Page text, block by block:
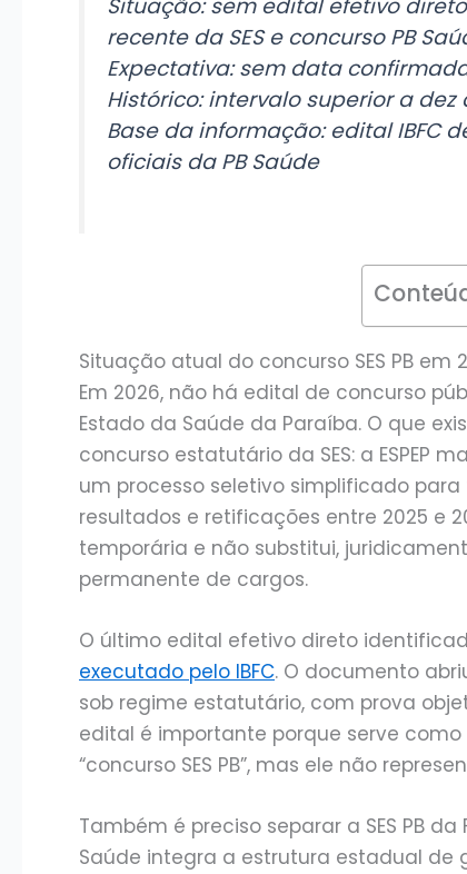
Situação: sem edital efetivo
recente da SES e concurso PB
Expectativa: sem data
Histórico: intervalo superior a
Base da informação: edital IBFC
oficiais da PB Saúde
Situação atual do concurso SES PB em
Em 2026, não há edital de concurso
Estado da Saúde da Paraíba. O que
concurso estatutário da SES: a ESPEP
um processo seletivo simplificado
resultados e retificações entre 2025 e
temporária e não substitui,
permanente de cargos.
O último edital efetivo direto
executado pelo IBFC. O documento
sob regime estatutário, com prova
edital é importante porque serve
“concurso SES PB”, mas ele não
Também é preciso separar a SES PB
Saúde integra a estrutura estadual de